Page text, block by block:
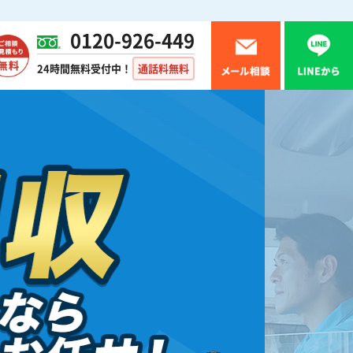
0120-926-449
24時間無料受付中！ 通話料無料